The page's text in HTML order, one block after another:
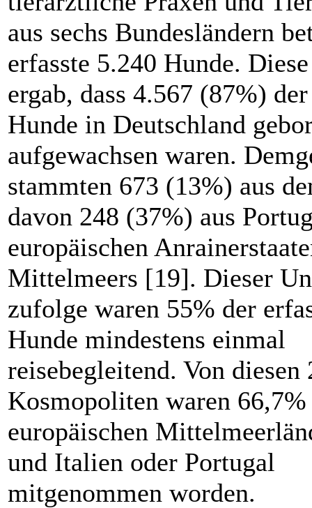
aus sechs Bundesländern
erfasste 5.240 Hunde.
ergab, dass 4.567 (87%)
Hunde in Deutschland
aufgewachsen waren.
stammten 673 (13%) aus
davon 248 (37%) aus
europäischen
Mittelmeers [19]. Dieser
zufolge waren 55% der
Hunde mindestens einmal
reisebegleitend. Von diesen
Kosmopoliten waren
europäischen
und Italien oder Portugal
mitgenommen worden.